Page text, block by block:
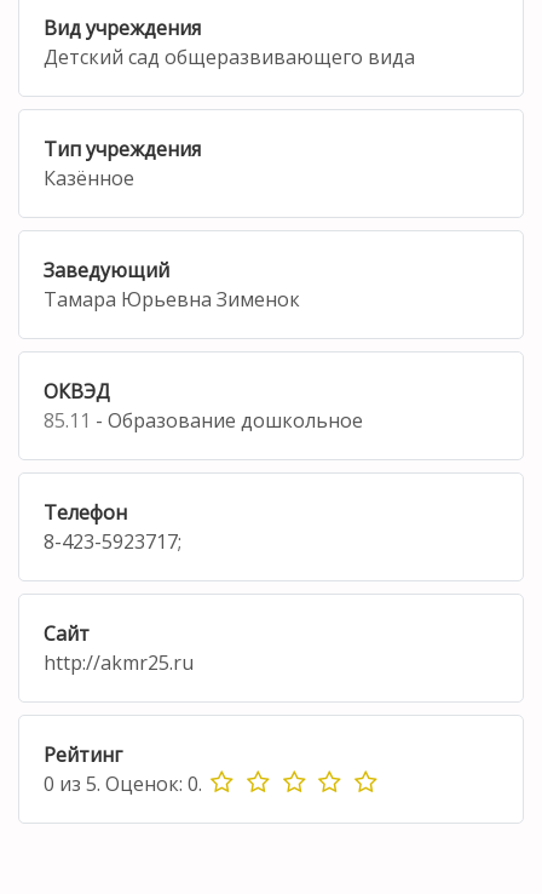
Вид учреждения
Детский сад общеразвивающего вида
Тип учреждения
Казённое
Заведующий
Тамара Юрьевна Зименок
ОКВЭД
85.11 - Образование дошкольное
Телефон
8-423-5923717;
Сайт
http://akmr25.ru
Рейтинг
0 из 5. Оценок: 0.